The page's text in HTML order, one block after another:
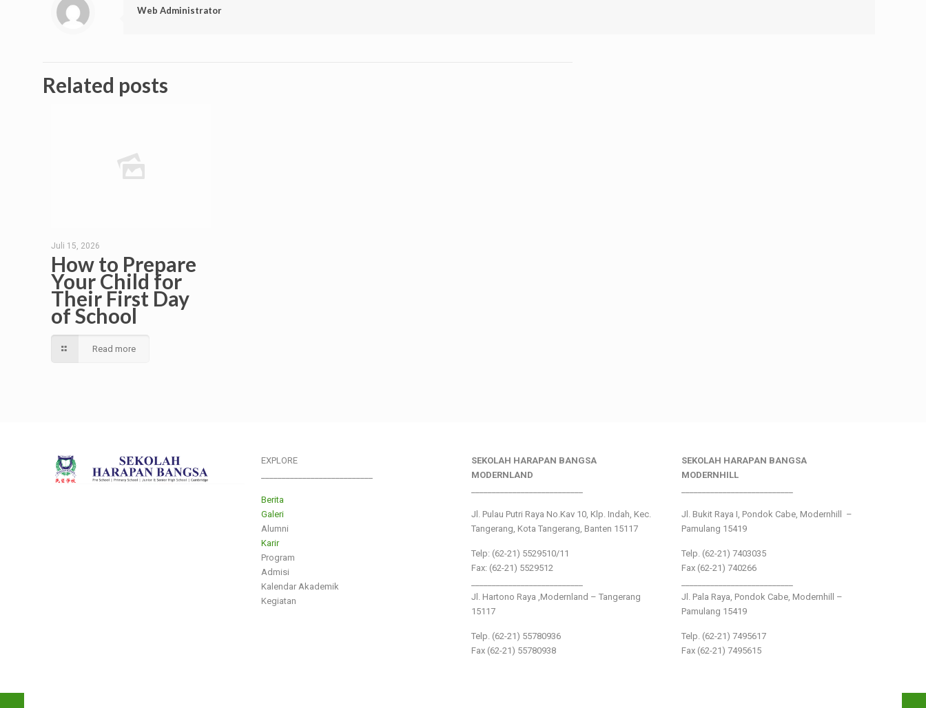
Web Administrator
Related posts
Juli 15, 2026
How to Prepare
Your Child for
Their First Day
of School
Read more
EXPLORE
Berita
Galeri
Alumni
Karir
Program
Admisi
Kalendar Akademik
Kegiatan
SEKOLAH HARAPAN BANGSA
MODERNLAND
Jl. Pulau Putri Raya No.Kav 10, Klp. Indah, Kec.
Tangerang, Kota Tangerang, Banten 15117
Telp: (62-21) 5529510/11
Fax: (62-21) 5529512
Jl. Hartono Raya ,Modernland – Tangerang
15117
Telp. (62-21) 55780936
Fax (62-21) 55780938
SEKOLAH HARAPAN BANGSA
MODERNHILL
Jl. Bukit Raya I, Pondok Cabe, Modernhill –
Pamulang 15419
Telp. (62-21) 7403035
Fax (62-21) 740266
Jl. Pala Raya, Pondok Cabe, Modernhill –
Pamulang 15419
Telp. (62-21) 7495617
Fax (62-21) 7495615